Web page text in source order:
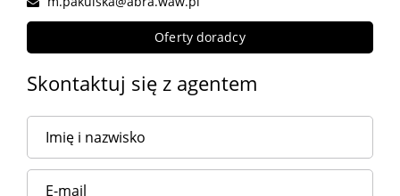
Oferty doradcy
Skontaktuj się z agentem